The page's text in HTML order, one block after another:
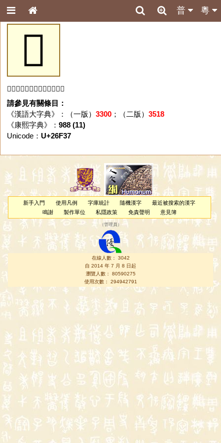
粵
普
𦼷
「𦼷」字未收錄於本資料庫。
請參見有關條目：
《漢語大字典》：（一版） 3300；（二版） 3518
《康熙字典》： 988 (11)
Unicode： U+26F37
新手入門 使用凡例 字庫統計 隨機漢字
最近被搜索的漢字
鳴謝
製作單位 私隱政策 免責聲明 意見簿
（管理員 ）
在線人數： 3042
自 2014 年 7 月 8 日起
瀏覽人數： 80590275
使用次數： 294942791